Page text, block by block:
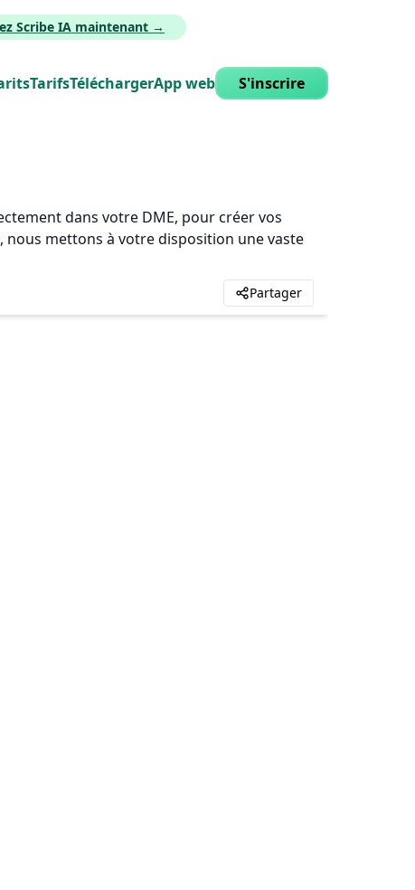
Scribe IA maintenant →
TarifsTéléchargerApp web S'inscrire
dans votre DME, pour créer vos
mettons à votre disposition une vaste
Partager